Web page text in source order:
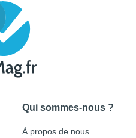
Qui sommes-nous ?
À propos de nous